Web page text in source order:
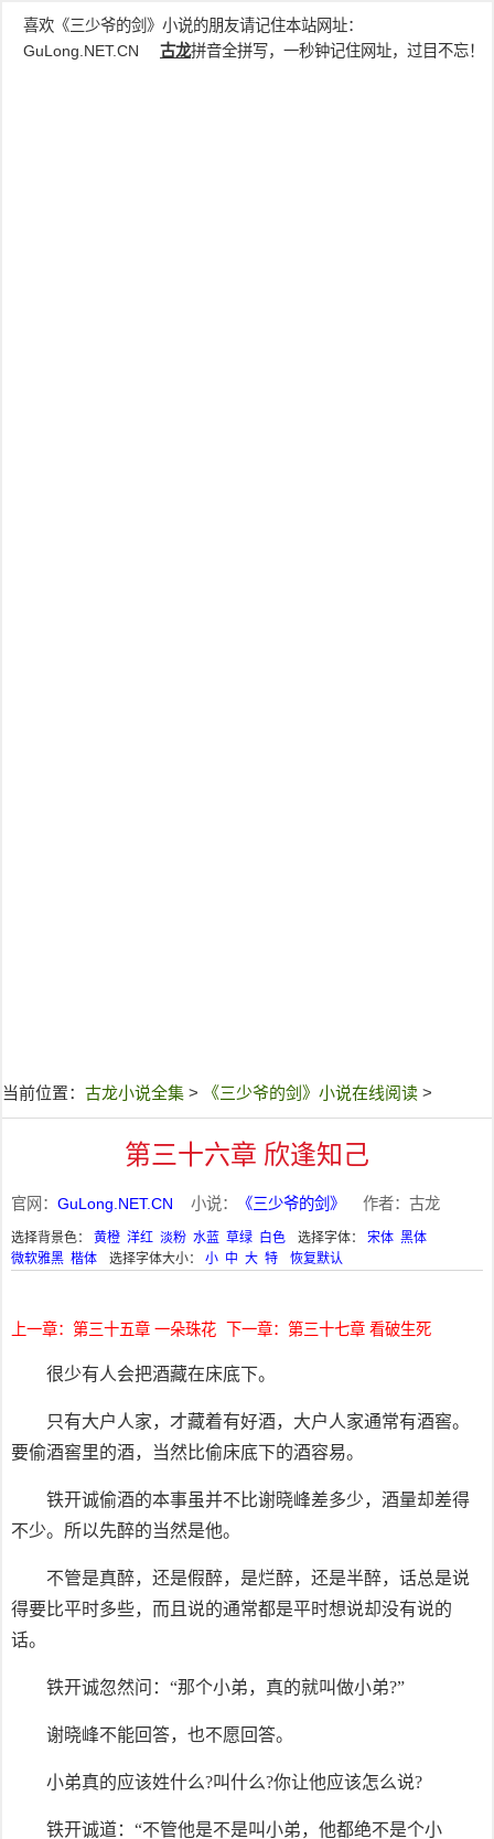
喜欢《三少爷的剑》小说的朋友请记住本站网址：
GuLong.NET.CN
古龙拼音全拼写，一秒钟记住网址，过目不忘！
当前位置： 古龙小说全集 > 《三少爷的剑》小说在线阅读 >
第三十六章 欣逢知己
官网： GuLong.NET.CN 小说： 《三少爷的剑》 作者：古龙
选择背景色： 黄橙 洋红 淡粉 水蓝 草绿 白色 选择字体： 宋体 黑体
微软雅黑 楷体 选择字体大小： 小 中 大 特 恢复默认
上一章：第三十五章 一朵珠花 下一章：第三十七章 看破生死
很少有人会把酒藏在床底下。
只有大户人家，才藏着有好酒，大户人家通常有酒窖。
要偷酒窖里的酒，当然比偷床底下的酒容易。
铁开诚偷酒的本事虽并不比谢晓峰差多少，酒量却差得
不少。所以先醉的当然是他。
不管是真醉，还是假醉，是烂醉，还是半醉，话总是说
得要比平时多些，而且说的通常都是平时想说却没有说的
话。
铁开诚忽然问：“那个小弟，真的就叫做小弟?”
谢晓峰不能回答，也不愿回答。
小弟真的应该姓什么?叫什么?你让他应该怎么说?
铁开诚道：“不管他是不是叫小弟，他都绝不是个小